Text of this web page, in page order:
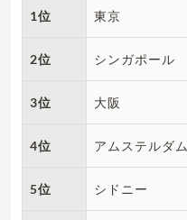
1位 東京
2位 シンガポール
3位 大阪
4位 アムステルダム
5位 シドニー